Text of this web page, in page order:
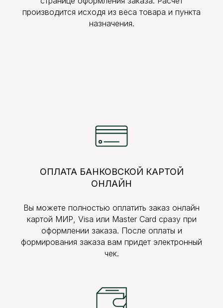
производится исходя из веса товара и пункта
назначения.
ОПЛАТА БАНКОВСКОЙ КАРТОЙ
ОНЛАЙН
Вы можете полностью оплатить заказ онлайн
картой МИР, Visa или Master Card сразу при
оформлении заказа. После оплаты и
формирования заказа вам придет электронный
чек.